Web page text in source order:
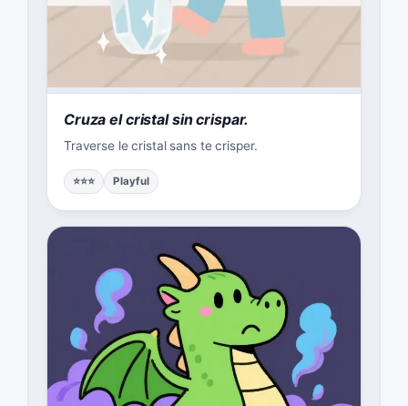
Cruza el cristal sin crispar.
Traverse le cristal sans te crisper.
⭐⭐⭐ Playful